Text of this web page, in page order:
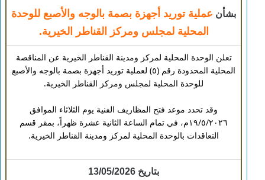
بشأن عملية توريد أجهزة بصمة بالوجه والأصبع للوحدة
المحلية لمجلس ومركز القناطر الخيرية.
تعلن الوحدة المحلية لمركز ومدينة القناطر الخيرية عن المناقصة
المحلية المحدودة رقم (٥) لعملية توريد أجهزة بصمة بالوجه والأصبع
للوحدة المحلية لمجلس ومركز القناطر الخيرية.
وقد تحدد موعد فتح المظاريف الفنية يوم الثلاثاء الموافق
١٩/٥/٢٠٢٦م، في تمام الساعة الثانية عشرة ظهراً، بمقر قسم
التعاقدات بالوحدة المحلية لمركز ومدينة القناطر الخيرية.
بتاريخ 13/05/2026